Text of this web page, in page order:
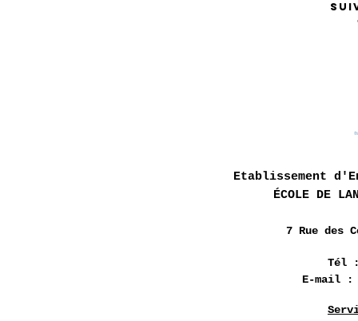
Etablissement
ÉCOLE DE
7 Rue des
Tél
E-mail